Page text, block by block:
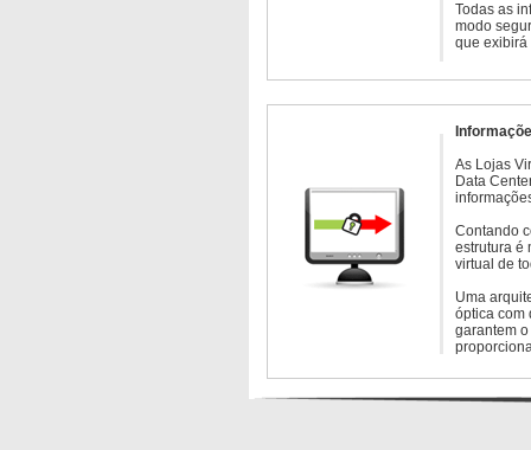
Todas as
modo
que exibirá
As Lojas
Data
Contando
estrutura é
virtual de
Uma
óptica com
garantem